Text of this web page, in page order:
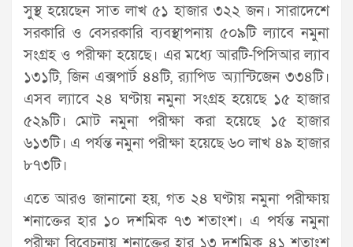
সুস্থ হয়েছেন সাত লাখ ৫১ হাজার ৩২২ জন। সারাদেশে
সরকারি ও বেসরকারি ব্যবস্থাপনায় ৫০৯টি ল্যাবে নমুনা
সংগ্রহ ও পরীক্ষা হয়েছে। এর মধ্যে আরটি-পিসিআর ল্যাব
১৩১টি, জিন এক্সপার্ট ৪৪টি, র‌্যাপিড অ্যান্টিজেন ৩৩৪টি।
এসব ল্যাবে ২৪ ঘণ্টায় নমুনা সংগ্রহ হয়েছে ১৫ হাজার
৫২৯টি। মোট নমুনা পরীক্ষা করা হয়েছে ১৫ হাজার
৬১৩টি। এ পর্যন্ত নমুনা পরীক্ষা হয়েছে ৬০ লাখ ৪৯ হাজার
৮৭৩টি।
এতে আরও জানানো হয়, গত ২৪ ঘণ্টায় নমুনা পরীক্ষায়
শনাক্তের হার ১০ দশমিক ৭৩ শতাংশ। এ পর্যন্ত নমুনা